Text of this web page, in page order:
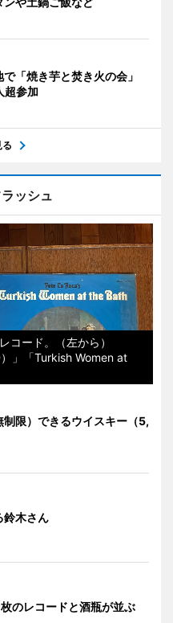
「焼き芋と焚き火の会」
参加
る
ッシュ
コード。（左から）
）」「Turkish Women at
限）できるウイスキー（5,
鈴木さん
のレコードと酒瓶が並ぶ